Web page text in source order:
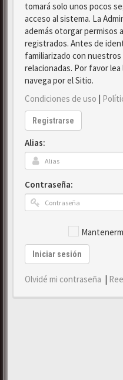
tomará solo unos pocos
acceso al sistema. La
además otorgar permisos
registrados. Antes de
familiarizado con
relacionadas. Por favor
navega por el Sitio.
Condiciones de uso |
Registrarse
Alias:
Contraseña:
Iniciar sesión
Olvidé mi contraseña |